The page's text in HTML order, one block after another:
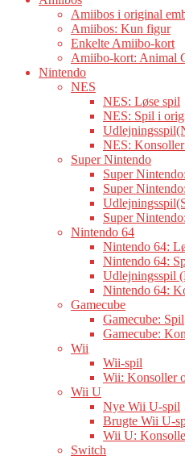
Amiibos i original
Amiibos: Kun figur
Enkelte Amiibo-kort
Amiibo-kort: Animal
Nintendo
NES
NES: Løse spil
NES: Spil i
NES:
Super Nintendo
Super
Super
Super
Nintendo 64
Nintendo 64:
Nintendo 64:
Udlejningsspil
Nintendo 64:
Gamecube
Gamecube: Spil
Gamecube:
Wii
Wii-spil
Wii: Konsoller
Wii U
Nye Wii U-spil
Brugte Wii U-
Wii U:
Switch